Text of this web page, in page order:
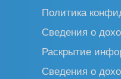
Политика
Сведения о
Раскрытие
Сведения о